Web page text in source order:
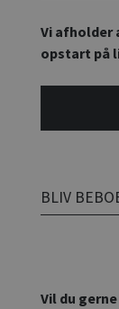
Vi afholder
opstart på
BLIV
Vil du